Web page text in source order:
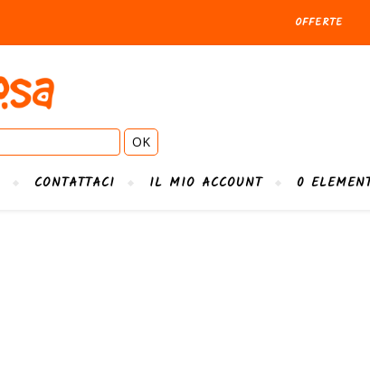
OFFERTE
CONTATTACI IL MIO ACCOUNT 0